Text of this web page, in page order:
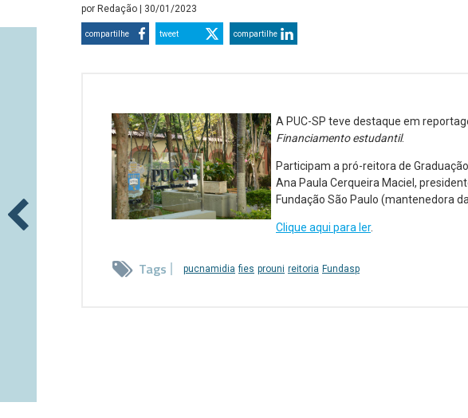
por Redação | 30/01/2023
compartilhe tweet compartilhe
A PUC-SP teve destaque em
Financiamento estudantil.
Participam a pró-reitora de
Ana Paula Cerqueira Maciel,
Fundação São Paulo (mantenedora da
Clique aqui para ler.
Tags pucnamidia fies prouni reitoria Fundasp